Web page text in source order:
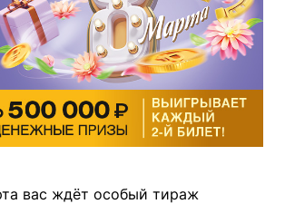
вас ждёт особый тираж